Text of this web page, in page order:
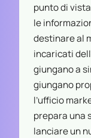
punto di
le
destinare al
incaricati
giungano a
giungano
l’ufficio
prepara una
lanciare un